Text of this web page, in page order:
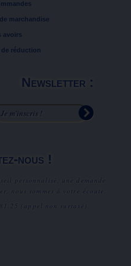
marchandise
avoirs
de réduction
Newsletter :
nous !
personnalisé, une demande
nous sommes à votre écoute.
(appel non surtaxé).